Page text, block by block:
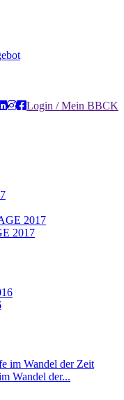
Login / Mein BBCK
2017
Wandel der...